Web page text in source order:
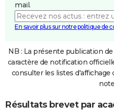
mail.
En savoir plus sur notre politique de
NB : La présente publication
caractère de notification
consulter les listes d'affichage
Résultats brevet par